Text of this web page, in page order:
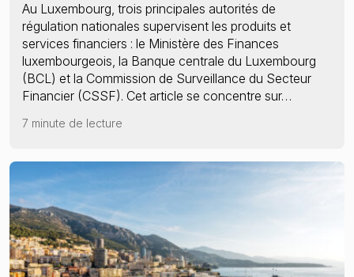
Au Luxembourg, trois principales autorités de
régulation nationales supervisent les produits et
services financiers : le Ministère des Finances
luxembourgeois, la Banque centrale du Luxembourg
(BCL) et la Commission de Surveillance du Secteur
Financier (CSSF). Cet article se concentre sur…
7 minute de lecture